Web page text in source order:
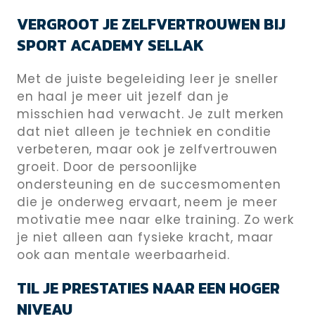
VERGROOT JE ZELFVERTROUWEN BIJ
SPORT ACADEMY SELLAK
Met de juiste begeleiding leer je sneller
en haal je meer uit jezelf dan je
misschien had verwacht. Je zult merken
dat niet alleen je techniek en conditie
verbeteren, maar ook je zelfvertrouwen
groeit. Door de persoonlijke
ondersteuning en de succesmomenten
die je onderweg ervaart, neem je meer
motivatie mee naar elke training. Zo werk
je niet alleen aan fysieke kracht, maar
ook aan mentale weerbaarheid.
TIL JE PRESTATIES NAAR EEN HOGER
NIVEAU